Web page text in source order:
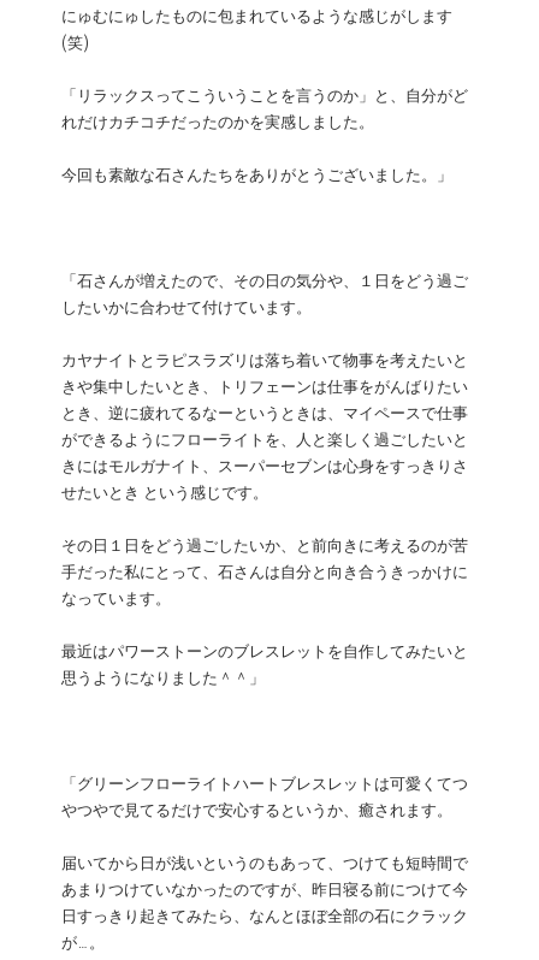
にゅむにゅしたものに包まれているような感じがします
(笑)
「リラックスってこういうことを言うのか」と、自分がど
れだけカチコチだったのかを実感しました。
今回も素敵な石さんたちをありがとうございました。」
「石さんが増えたので、その日の気分や、１日をどう過ご
したいかに合わせて付けています。
カヤナイトとラピスラズリは落ち着いて物事を考えたいと
きや集中したいとき、トリフェーンは仕事をがんばりたい
とき、逆に疲れてるなーというときは、マイペースで仕事
ができるようにフローライトを、人と楽しく過ごしたいと
きにはモルガナイト、スーパーセブンは心身をすっきりさ
せたいとき という感じです。
その日１日をどう過ごしたいか、と前向きに考えるのが苦
手だった私にとって、石さんは自分と向き合うきっかけに
なっています。
最近はパワーストーンのブレスレットを自作してみたいと
思うようになりました＾＾」
「グリーンフローライトハートブレスレットは可愛くてつ
やつやで見てるだけで安心するというか、癒されます。
届いてから日が浅いというのもあって、つけても短時間で
あまりつけていなかったのですが、昨日寝る前につけて今
日すっきり起きてみたら、なんとほぼ全部の石にクラック
が…。